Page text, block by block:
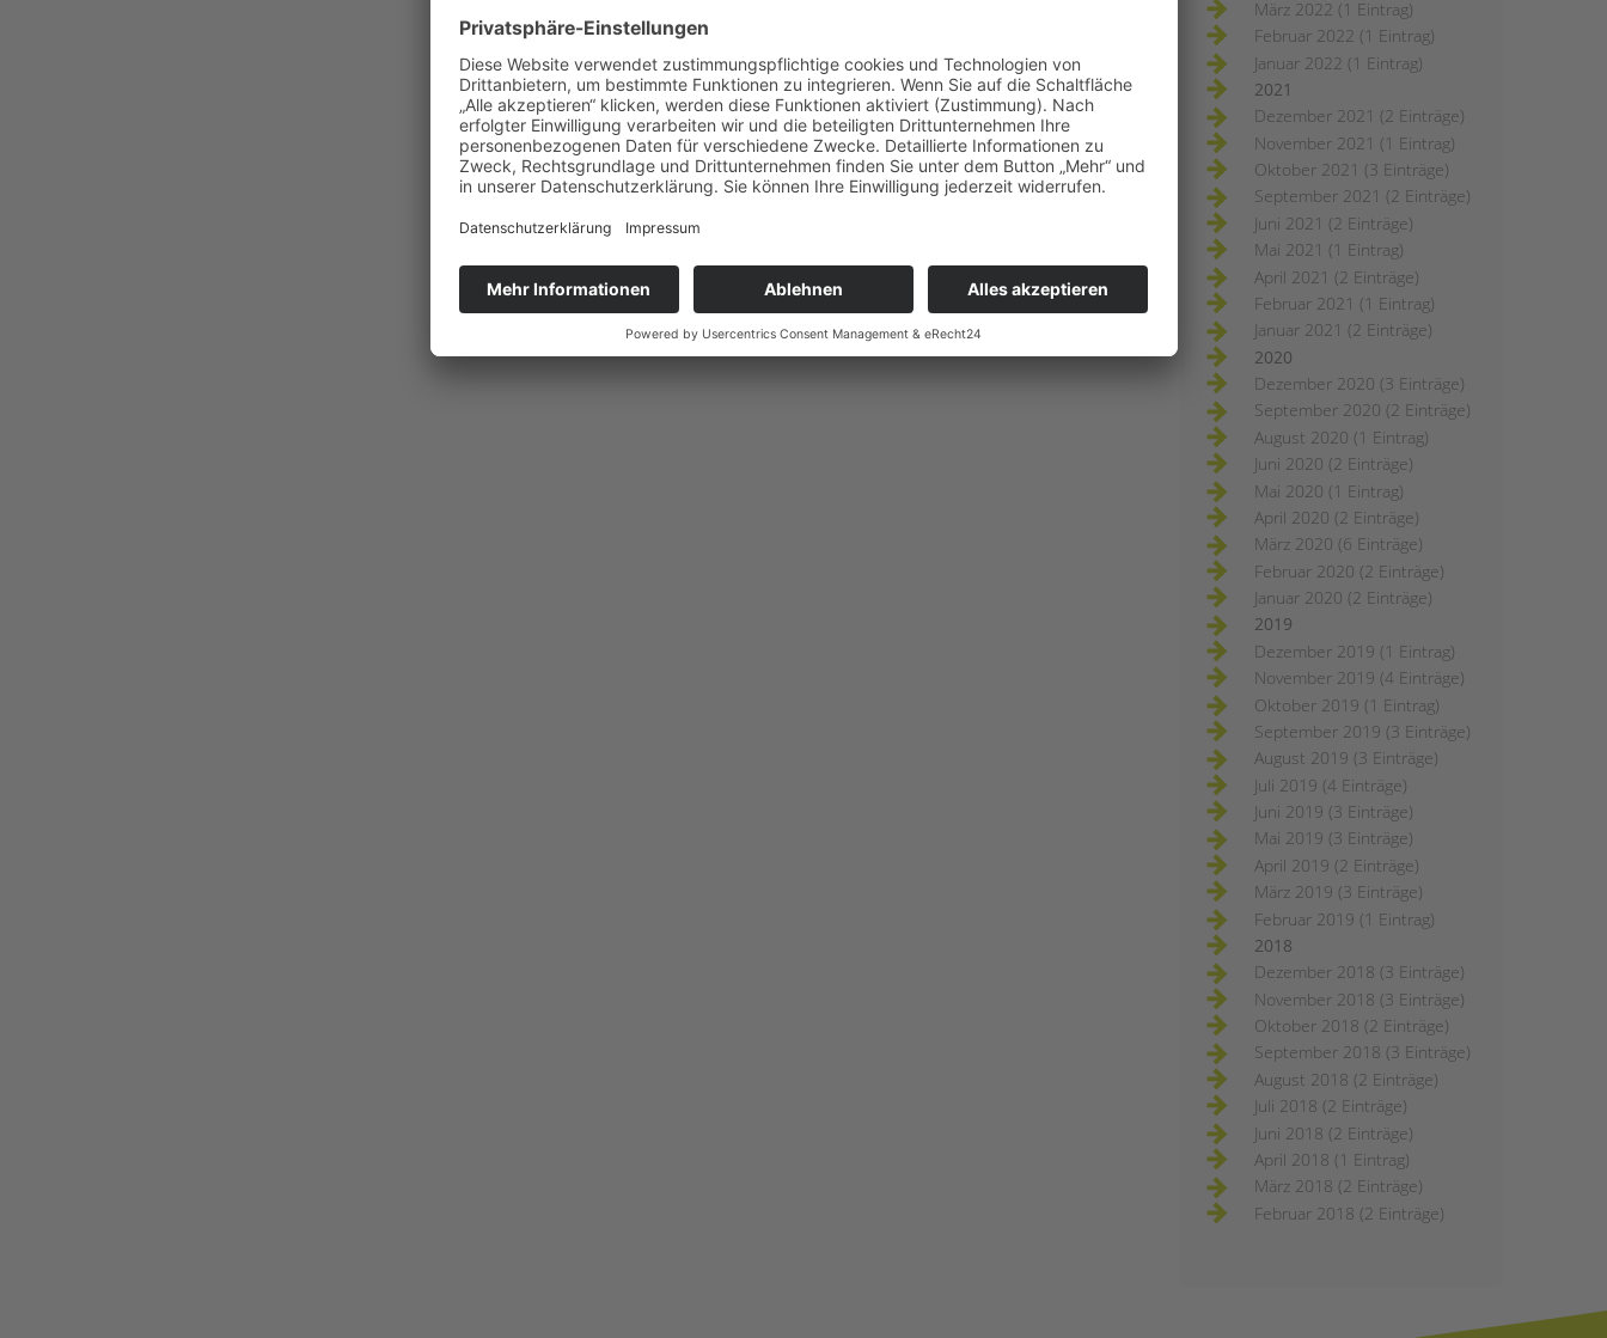
März 2022 (1 Eintrag)
Februar 2022 (1 Eintrag)
Januar 2022 (1 Eintrag)
2021
Dezember 2021 (2 Einträge)
November 2021 (1 Eintrag)
Oktober 2021 (3 Einträge)
September 2021 (2 Einträge)
Juni 2021 (2 Einträge)
Mai 2021 (1 Eintrag)
April 2021 (2 Einträge)
Februar 2021 (1 Eintrag)
Januar 2021 (2 Einträge)
2020
Dezember 2020 (3 Einträge)
September 2020 (2 Einträge)
August 2020 (1 Eintrag)
Juni 2020 (2 Einträge)
Mai 2020 (1 Eintrag)
April 2020 (2 Einträge)
März 2020 (6 Einträge)
Februar 2020 (2 Einträge)
Januar 2020 (2 Einträge)
2019
Dezember 2019 (1 Eintrag)
November 2019 (4 Einträge)
Oktober 2019 (1 Eintrag)
September 2019 (3 Einträge)
August 2019 (3 Einträge)
Juli 2019 (4 Einträge)
Juni 2019 (3 Einträge)
Mai 2019 (3 Einträge)
April 2019 (2 Einträge)
März 2019 (3 Einträge)
Februar 2019 (1 Eintrag)
2018
Dezember 2018 (3 Einträge)
November 2018 (3 Einträge)
Oktober 2018 (2 Einträge)
September 2018 (3 Einträge)
August 2018 (2 Einträge)
Juli 2018 (2 Einträge)
Juni 2018 (2 Einträge)
April 2018 (1 Eintrag)
März 2018 (2 Einträge)
Februar 2018 (2 Einträge)